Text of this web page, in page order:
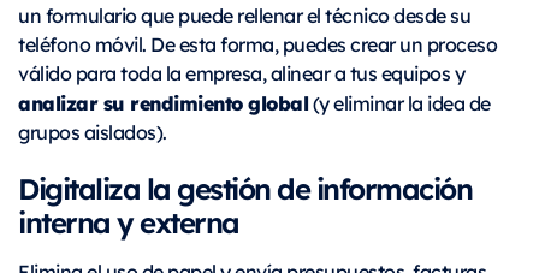
un formulario que puede rellenar el técnico desde su
teléfono móvil. De esta forma, puedes crear un proceso
válido para toda la empresa, alinear a tus equipos y
analizar su rendimiento global(y eliminar la idea de
grupos aislados).
Digitaliza la gestión de información
interna y externa